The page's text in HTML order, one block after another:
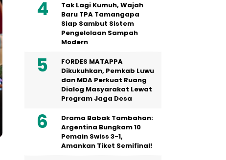
Tak Lagi Kumuh, Wajah
Baru TPA Tamangapa
Siap Sambut Sistem
Pengelolaan Sampah
Modern
FORDES MATAPPA
Dikukuhkan, Pemkab Luwu
dan MDA Perkuat Ruang
Dialog Masyarakat Lewat
Program Jaga Desa
Drama Babak Tambahan:
Argentina Bungkam 10
Pemain Swiss 3-1,
Amankan Tiket Semifinal!